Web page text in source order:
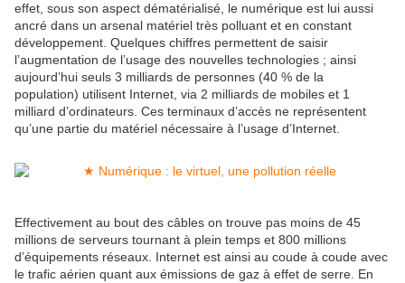
effet, sous son aspect dématérialisé, le numérique est lui aussi
ancré dans un arsenal matériel très polluant et en constant
développement. Quelques chiffres permettent de saisir
l’augmentation de l’usage des nouvelles technologies ; ainsi
aujourd’hui seuls 3 milliards de personnes (40 % de la
population) utilisent Internet, via 2 milliards de mobiles et 1
milliard d’ordinateurs. Ces terminaux d’accès ne représentent
qu’une partie du matériel nécessaire à l’usage d’Internet.
Effectivement au bout des câbles on trouve pas moins de 45
millions de serveurs tournant à plein temps et 800 millions
d’équipements réseaux. Internet est ainsi au coude à coude avec
le trafic aérien quant aux émissions de gaz à effet de serre. En